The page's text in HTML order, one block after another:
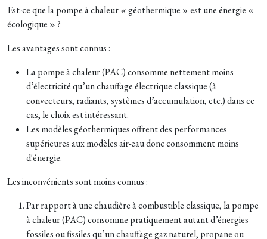
Est-ce que la pompe à chaleur « géothermique » est une énergie «
écologique » ?
Les avantages sont connus :
La pompe à chaleur (PAC) consomme nettement moins
d’électricité qu’un chauffage électrique classique (à
convecteurs, radiants, systèmes d’accumulation, etc.) dans ce
cas, le choix est intéressant.
Les modèles géothermiques offrent des performances
supérieures aux modèles air-eau donc consomment moins
d'énergie.
Les inconvénients sont moins connus :
Par rapport à une chaudière à combustible classique, la pompe
à chaleur (PAC) consomme pratiquement autant d’énergies
fossiles ou fissiles qu’un chauffage gaz naturel, propane ou